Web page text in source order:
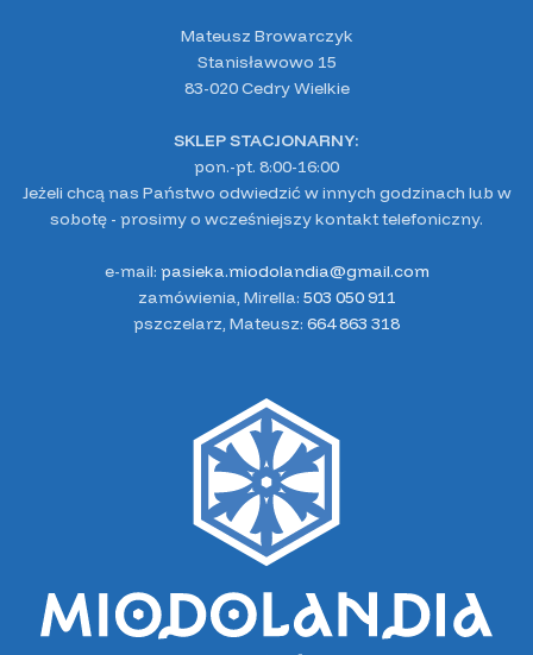
Mateusz Browarczyk
Stanisławowo 15
83-020 Cedry Wielkie
SKLEP STACJONARNY:
pon.-pt. 8:00-16:00
Jeżeli chcą nas Państwo odwiedzić w innych godzinach lub w
sobotę - prosimy o wcześniejszy kontakt telefoniczny.
e-mail: pasieka.miodolandia@gmail.com
zamówienia, Mirella: 503 050 911
pszczelarz, Mateusz: 664 863 318